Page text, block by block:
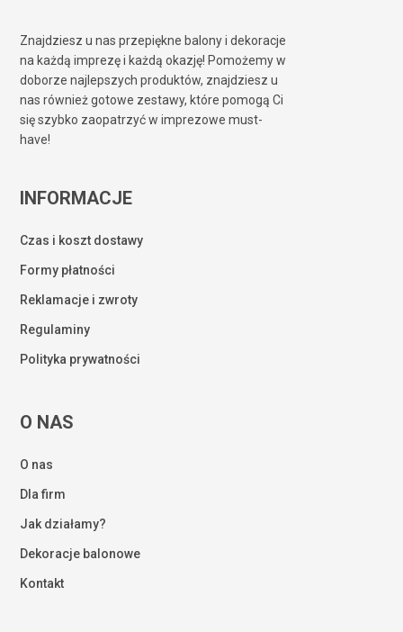
Znajdziesz u nas przepiękne balony i dekoracje
na każdą imprezę i każdą okazję! Pomożemy w
doborze najlepszych produktów, znajdziesz u
nas również gotowe zestawy, które pomogą Ci
się szybko zaopatrzyć w imprezowe must-
have!
INFORMACJE
Czas i koszt dostawy
Formy płatności
Reklamacje i zwroty
Regulaminy
Polityka prywatności
O NAS
O nas
Dla firm
Jak działamy?
Dekoracje balonowe
Kontakt